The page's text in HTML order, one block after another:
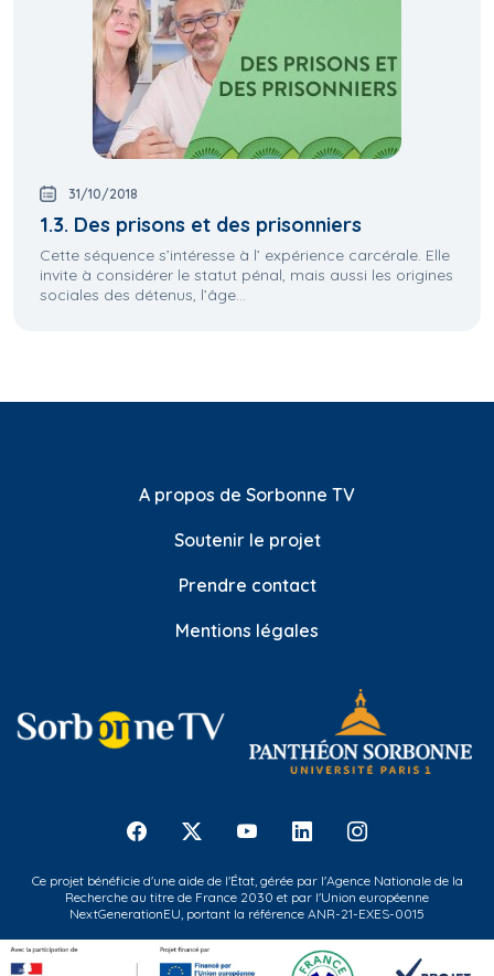
31/10/2018
1.3. Des prisons et des prisonniers
Cette séquence s’intéresse à l’ expérience carcérale. Elle
invite à considérer le statut pénal, mais aussi les origines
sociales des détenus, l’âge...
A propos de Sorbonne TV
Soutenir le projet
Prendre contact
Mentions légales
Ce projet bénéficie d'une aide de l'État, gérée par l'Agence Nationale de la
Recherche au titre de France 2030 et par l'Union européenne
NextGenerationEU, portant la référence ANR-21-EXES-0015